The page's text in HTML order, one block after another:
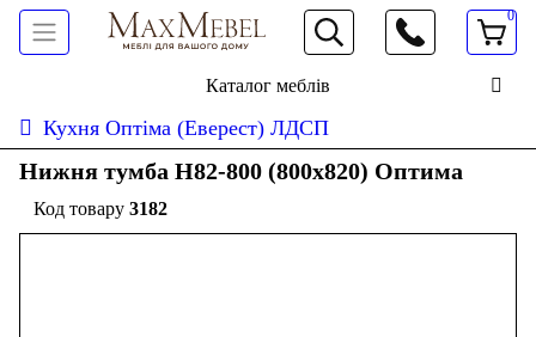
066 472 19 61
0
Каталог меблів
Кухня Оптіма (Еверест) ЛДСП
Нижня тумба Н82-800 (800x820) Оптима
3182